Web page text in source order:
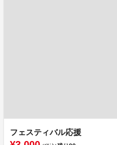
フェスティバル応援